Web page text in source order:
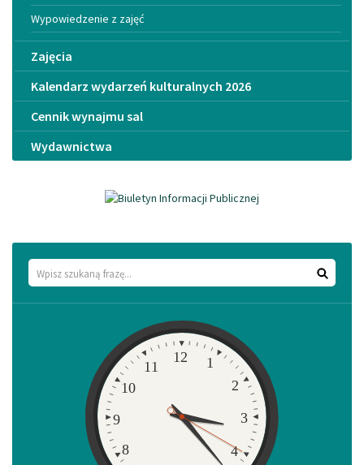
Wypowiedzenie z zajęć
Zajęcia
Kalendarz wydarzeń kulturalnych 2026
Cennik wynajmu sal
Wydawnictwa
Wyszukaj
1
2
3
4
8
9
10
11
12